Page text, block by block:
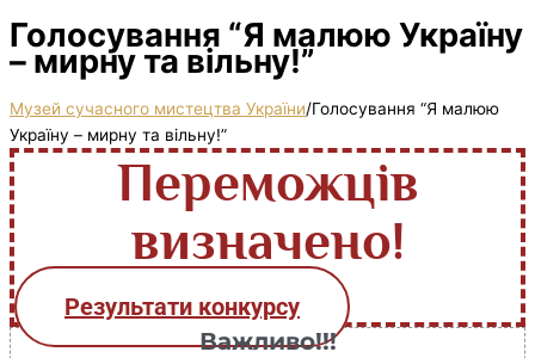
Голосування “Я малюю Україну
– мирну та вільну!”
Музей сучасного мистецтва України/Голосування “Я малюю
Україну – мирну та вільну!”
Переможців
визначено!
Результати конкурсу
Важливо!!!